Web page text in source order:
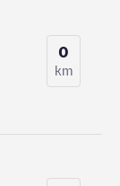
0
km